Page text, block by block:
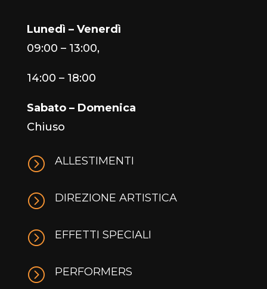
Lunedì – Venerdì
09:00 – 13:00,
14:00 – 18:00
Sabato – Domenica
Chiuso
= ALLESTIMENTI
= DIREZIONE ARTISTICA
= EFFETTI SPECIALI
= PERFORMERS